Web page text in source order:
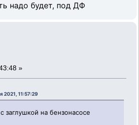
надо будет, под ДФ
»
2021, 11:57:29
заглушкой на бензонасосе